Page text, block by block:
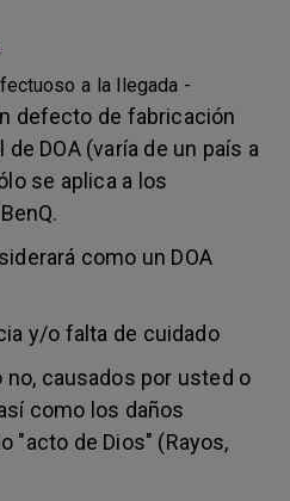
a la llegada -
defecto de fabricación
DOA (varía de un país a
se aplica a los
como un DOA
y/o falta de cuidado
no, causados por usted o
como los daños
"acto de Dios" (Rayos,